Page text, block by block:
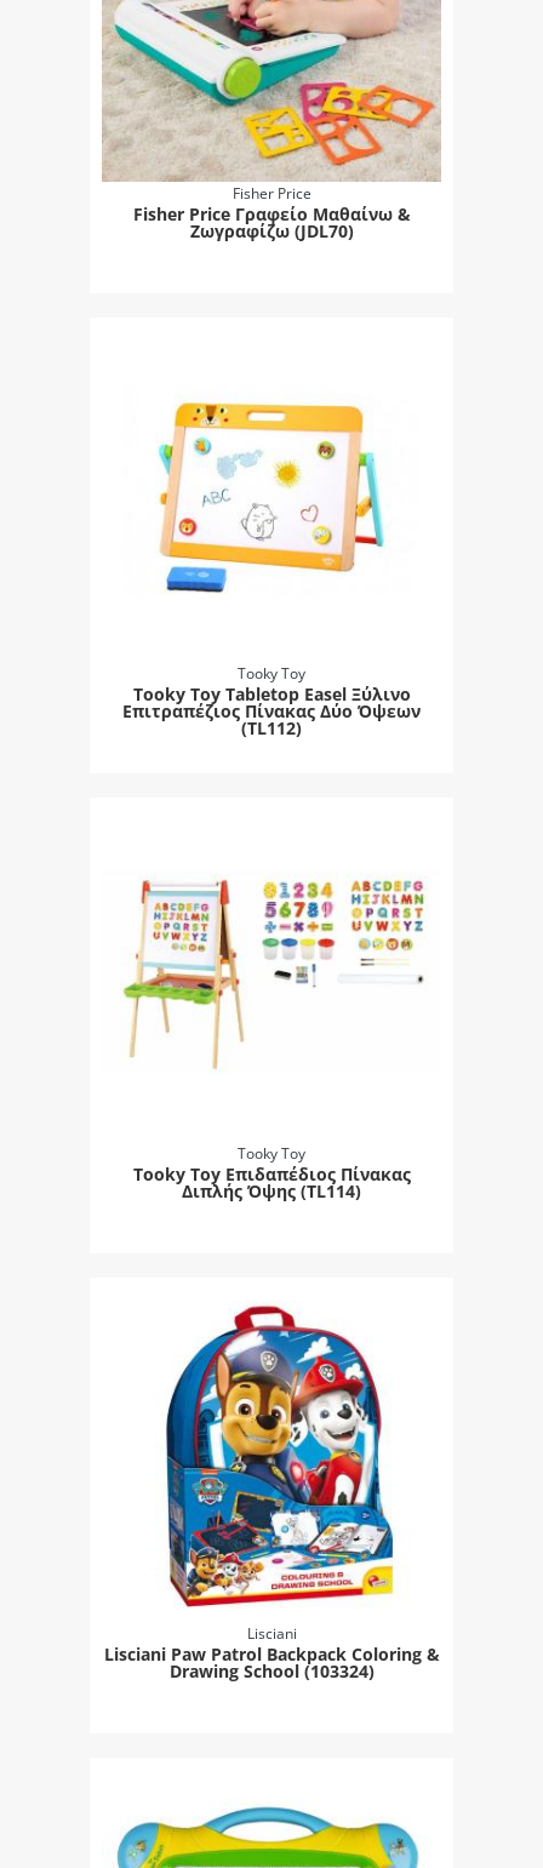
Fisher Price
Fisher Price Γραφείο Μαθαίνω &
Ζωγραφίζω (JDL70)
Tooky Toy
Tooky Toy Tabletop Easel Ξύλινο
Επιτραπέζιος Πίνακας Δύο Όψεων
(TL112)
Tooky Toy
Tooky Toy Επιδαπέδιος Πίνακας
Διπλής Όψης (TL114)
Lisciani
Lisciani Paw Patrol Backpack Coloring &
Drawing School (103324)